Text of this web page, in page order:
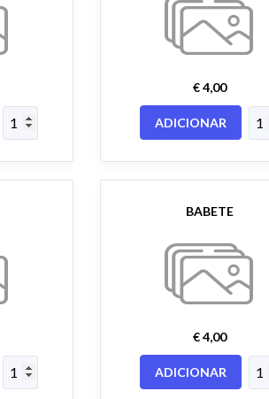
€ 4,00
ADICIONAR
BABETE
€ 4,00
ADICIONAR